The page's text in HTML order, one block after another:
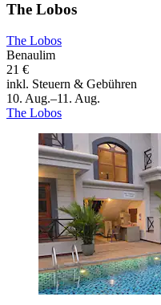
The Lobos
The Lobos
Benaulim
21 €
inkl. Steuern & Gebühren
10. Aug.–11. Aug.
The Lobos